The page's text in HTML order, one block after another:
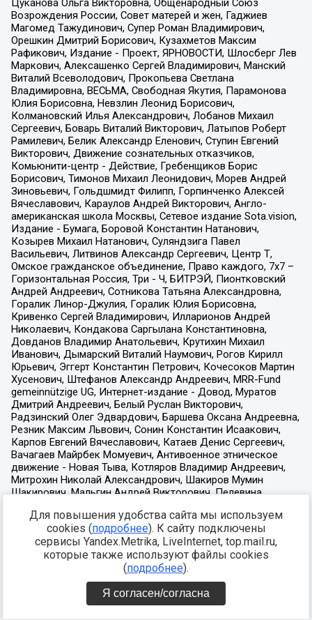
Для повышения удобства сайта мы используем
cookies (подробнее). К сайту подключены
сервисы Yandex.Metrika, LiveInternet, top.mail.ru,
которые также используют файлы cookies
(подробнее).
Я согласен/согласна